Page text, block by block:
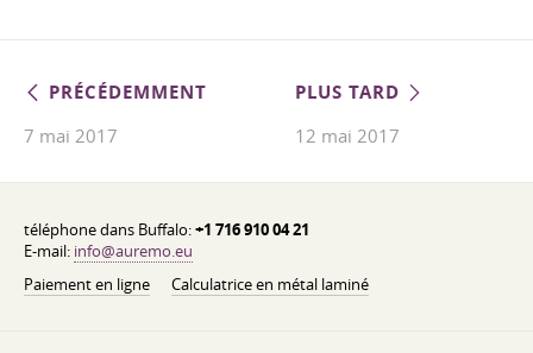
PRÉCÉDEMMENT
7 mai 2017
PLUS TARD
12 mai 2017
téléphone dans Buffalo:+1 716 910 04 21
E-mail: info@auremo.eu
Paiement en ligne
Calculatrice en métal laminé